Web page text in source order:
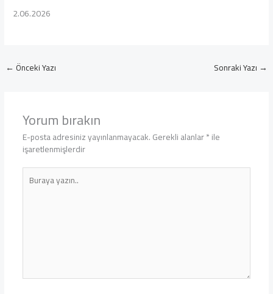
2.06.2026
← Önceki Yazı Sonraki Yazı →
Yorum bırakın
E-posta adresiniz yayınlanmayacak.Gerekli alanlar*ile
işaretlenmişlerdir
Buraya
yazın..